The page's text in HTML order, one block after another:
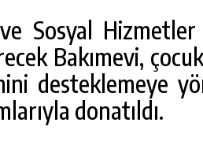
Sosyal Hizmetler
Bakımevi,
desteklemeye
donatıldı.